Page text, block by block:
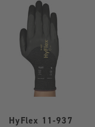
HyFlex 11-937